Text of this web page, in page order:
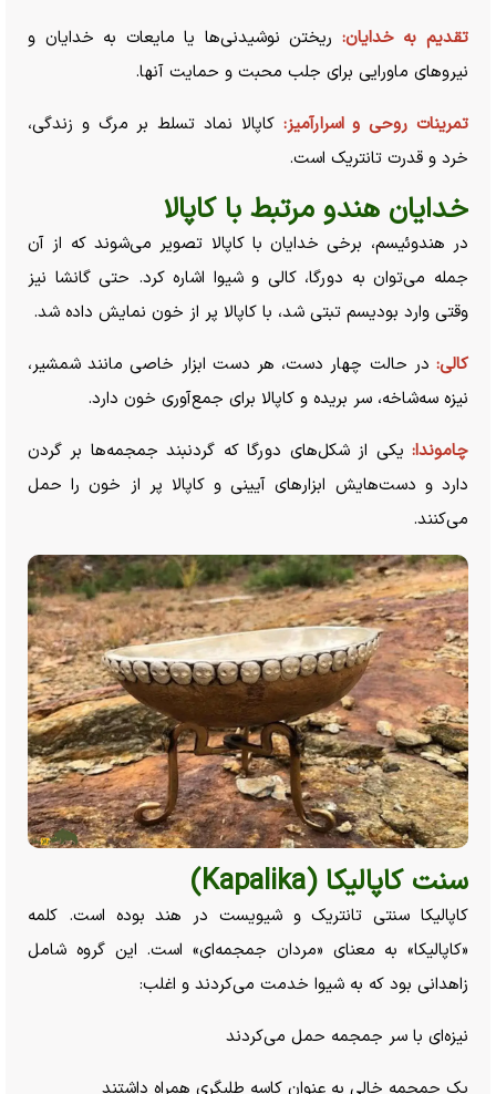
تقدیم به خدایان: ریختن نوشیدنی‌ها یا مایعات به خدایان و
نیرو‌های ماورایی برای جلب محبت و حمایت آنها.
تمرینات روحی و اسرارآمیز:کاپالا نماد تسلط بر مرگ و زندگی،
خرد و قدرت تانتریک است.
خدایان هندو مرتبط با کاپالا
در هندوئیسم، برخی خدایان با کاپالا تصویر می‌شوند که از آن
جمله می‌توان به دورگا، کالی و شیوا اشاره کرد. حتی گانشا نیز
وقتی وارد بودیسم تبتی شد، با کاپالا پر از خون نمایش داده شد.
کالی: در حالت چهار دست، هر دست ابزار خاصی مانند شمشیر،
نیزه سه‌شاخه، سر بریده و کاپالا برای جمع‌آوری خون دارد.
چاموندا: یکی از شکل‌های دورگا که گردنبند جمجمه‌ها بر گردن
دارد و دست‌هایش ابزار‌های آیینی و کاپالا پر از خون را حمل
می‌کنند.
سنت کاپالیکا (Kapalika)
کاپالیکا سنتی تانتریک و شیویست در هند بوده است. کلمه
«کاپالیکا» به معنای «مردان جمجمه‌ای» است. این گروه شامل
زاهدانی بود که به شیوا خدمت می‌کردند و اغلب:
نیزه‌ای با سر جمجمه حمل می‌کردند
یک جمجمه خالی به عنوان کاسه طلبگری همراه داشتند